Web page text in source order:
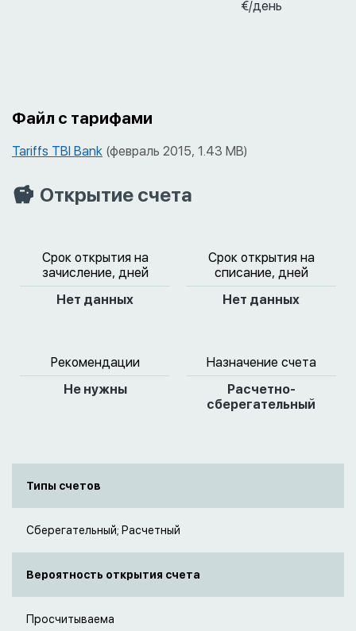
€/день
Файл с тарифами
Tariffs TBI Bank (февраль 2015, 1.43 MB)
Открытие счета
Срок открытия на
зачисление, дней
Нет данных
Срок открытия на
списание, дней
Нет данных
Рекомендации
Не нужны
Назначение счета
Расчетно-
сберегательный
Типы счетов
Сберегательный; Расчетный
Вероятность открытия счета
Просчитываема